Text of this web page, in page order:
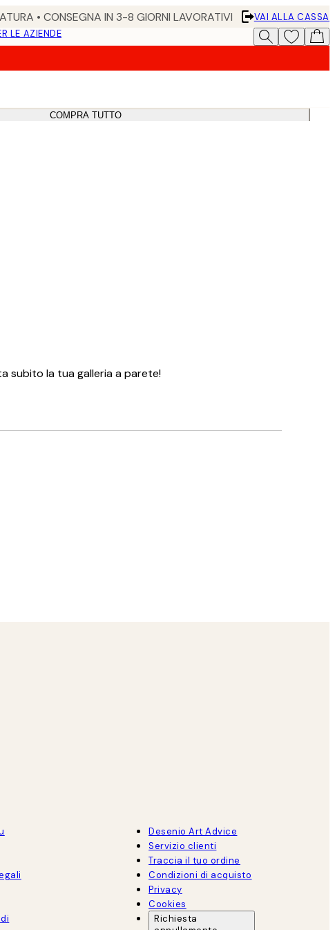
• CONSEGNA IN 3-8 GIORNI LAVORATIVI
VAI ALLA CASSA
LE AZIENDE
COMPRA TUTTO
subito la tua galleria a parete!
Desenio Art Advice
Servizio clienti
Traccia il tuo ordine
Condizioni di acquisto
Privacy
Cookies
Richiesta